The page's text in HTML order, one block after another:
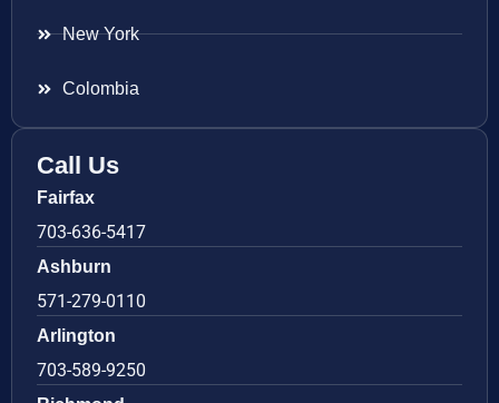
New York
Colombia
Call Us
Fairfax
703-636-5417
Ashburn
571-279-0110
Arlington
703-589-9250